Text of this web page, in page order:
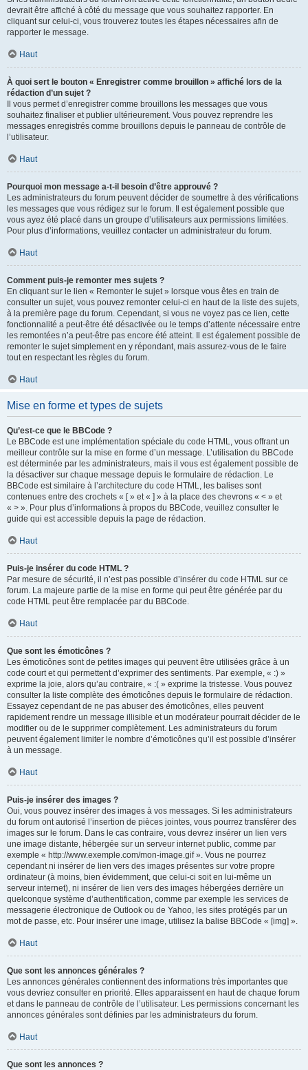
devrait être affiché à côté du message que vous souhaitez rapporter. En
cliquant sur celui-ci, vous trouverez toutes les étapes nécessaires afin de
rapporter le message.
Haut
À quoi sert le bouton « Enregistrer comme brouillon » affiché lors de la
rédaction d’un sujet ?
Il vous permet d’enregistrer comme brouillons les messages que vous
souhaitez finaliser et publier ultérieurement. Vous pouvez reprendre les
messages enregistrés comme brouillons depuis le panneau de contrôle de
l’utilisateur.
Haut
Pourquoi mon message a-t-il besoin d’être approuvé ?
Les administrateurs du forum peuvent décider de soumettre à des vérifications
les messages que vous rédigez sur le forum. Il est également possible que
vous ayez été placé dans un groupe d’utilisateurs aux permissions limitées.
Pour plus d’informations, veuillez contacter un administrateur du forum.
Haut
Comment puis-je remonter mes sujets ?
En cliquant sur le lien « Remonter le sujet » lorsque vous êtes en train de
consulter un sujet, vous pouvez remonter celui-ci en haut de la liste des sujets,
à la première page du forum. Cependant, si vous ne voyez pas ce lien, cette
fonctionnalité a peut-être été désactivée ou le temps d’attente nécessaire entre
les remontées n’a peut-être pas encore été atteint. Il est également possible de
remonter le sujet simplement en y répondant, mais assurez-vous de le faire
tout en respectant les règles du forum.
Haut
Mise en forme et types de sujets
Qu’est-ce que le BBCode ?
Le BBCode est une implémentation spéciale du code HTML, vous offrant un
meilleur contrôle sur la mise en forme d’un message. L’utilisation du BBCode
est déterminée par les administrateurs, mais il vous est également possible de
la désactiver sur chaque message depuis le formulaire de rédaction. Le
BBCode est similaire à l’architecture du code HTML, les balises sont
contenues entre des crochets « [ » et « ] » à la place des chevrons « < » et
« > ». Pour plus d’informations à propos du BBCode, veuillez consulter le
guide qui est accessible depuis la page de rédaction.
Haut
Puis-je insérer du code HTML ?
Par mesure de sécurité, il n’est pas possible d’insérer du code HTML sur ce
forum. La majeure partie de la mise en forme qui peut être générée par du
code HTML peut être remplacée par du BBCode.
Haut
Que sont les émoticônes ?
Les émoticônes sont de petites images qui peuvent être utilisées grâce à un
code court et qui permettent d’exprimer des sentiments. Par exemple, « :) »
exprime la joie, alors qu’au contraire, « :( » exprime la tristesse. Vous pouvez
consulter la liste complète des émoticônes depuis le formulaire de rédaction.
Essayez cependant de ne pas abuser des émoticônes, elles peuvent
rapidement rendre un message illisible et un modérateur pourrait décider de le
modifier ou de le supprimer complètement. Les administrateurs du forum
peuvent également limiter le nombre d’émoticônes qu’il est possible d’insérer
à un message.
Haut
Puis-je insérer des images ?
Oui, vous pouvez insérer des images à vos messages. Si les administrateurs
du forum ont autorisé l’insertion de pièces jointes, vous pourrez transférer des
images sur le forum. Dans le cas contraire, vous devrez insérer un lien vers
une image distante, hébergée sur un serveur internet public, comme par
exemple « http://www.exemple.com/mon-image.gif ». Vous ne pourrez
cependant ni insérer de lien vers des images présentes sur votre propre
ordinateur (à moins, bien évidemment, que celui-ci soit en lui-même un
serveur internet), ni insérer de lien vers des images hébergées derrière un
quelconque système d’authentification, comme par exemple les services de
messagerie électronique de Outlook ou de Yahoo, les sites protégés par un
mot de passe, etc. Pour insérer une image, utilisez la balise BBCode « [img] ».
Haut
Que sont les annonces générales ?
Les annonces générales contiennent des informations très importantes que
vous devriez consulter en priorité. Elles apparaissent en haut de chaque forum
et dans le panneau de contrôle de l’utilisateur. Les permissions concernant les
annonces générales sont définies par les administrateurs du forum.
Haut
Que sont les annonces ?